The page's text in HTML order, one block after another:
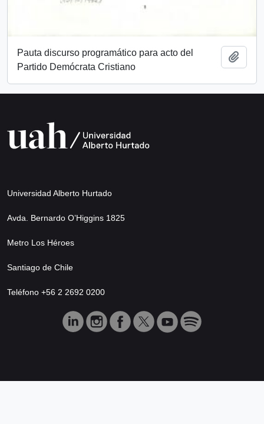
Pauta discurso programático para acto del
Partido Demócrata Cristiano
Universidad Alberto Hurtado
Avda. Bernardo O’Higgins 1825
Metro Los Héroes
Santiago de Chile
Teléfono +56 2 2692 0200